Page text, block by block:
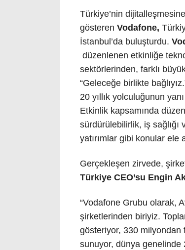
Türkiye’nin
gösteren Vodafone,
İstanbul’da buluşturdu.
düzenlenen etkinliğe
sektörlerinden, farklı
“Geleceğe birlikte
20 yıllık yolculuğunun
Etkinlik kapsamında
sürdürülebilirlik, iş
yatırımlar gibi konular ele
Gerçekleşen zirvede,
Türkiye CEO’su Engin
“Vodafone Grubu olarak,
şirketlerinden biriyiz.
gösteriyor, 330
sunuyor, dünya genelinde